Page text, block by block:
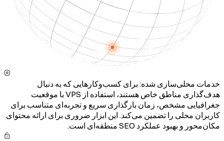
خدمات محلی‌سازی شده: برای کسب‌وکارهایی که به دنبال
هدف‌گذاری مناطق خاص هستند، استفاده از VPS با موقعیت
جغرافیایی مشخص، زمان بارگذاری سریع و تجربه‌ای متناسب برای
کاربران محلی را تضمین می‌کند. این ابزار ضروری برای ارائه محتوای
مکان‌محور و بهبود عملکرد SEO منطقه‌ای است.